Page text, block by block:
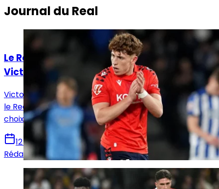
Journal du Real
Le Real Madrid face à un dilemme pour
Victor Muñoz
Victor Muñoz attire les regards en Navarre, tandis que
le Real Madrid prépare un possible rapatriement, un
choix qui pourrait remodeler l’offensive madrilène.
12 juin 2026
Rédaction Le Journal du Real
Actualités